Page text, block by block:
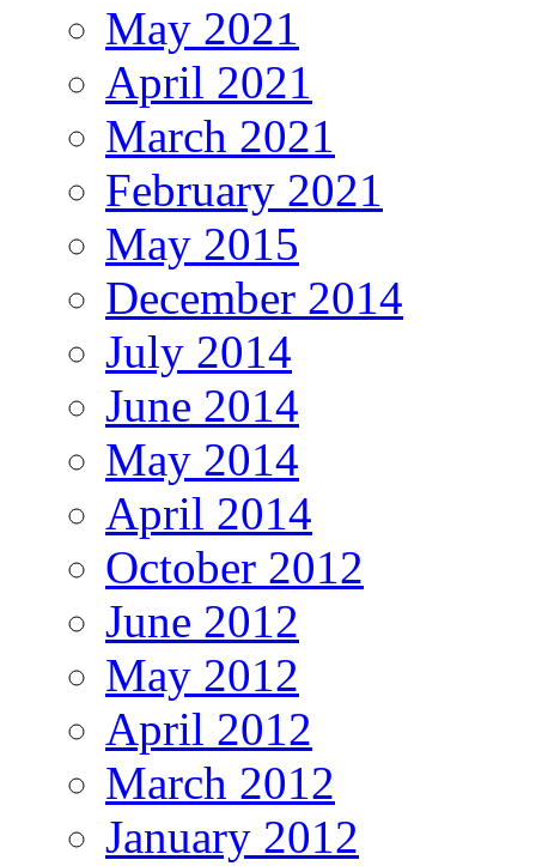
May 2021
April 2021
March 2021
February 2021
May 2015
December 2014
July 2014
June 2014
May 2014
April 2014
October 2012
June 2012
May 2012
April 2012
March 2012
January 2012